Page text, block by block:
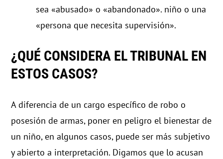
sea «abusado» o «abandonado». niño o una
«persona que necesita supervisión».
¿QUÉ CONSIDERA EL TRIBUNAL EN
ESTOS CASOS?
A diferencia de un cargo específico de robo o
posesión de armas, poner en peligro el bienestar de
un niño, en algunos casos, puede ser más subjetivo
y abierto a interpretación. Digamos que lo acusan